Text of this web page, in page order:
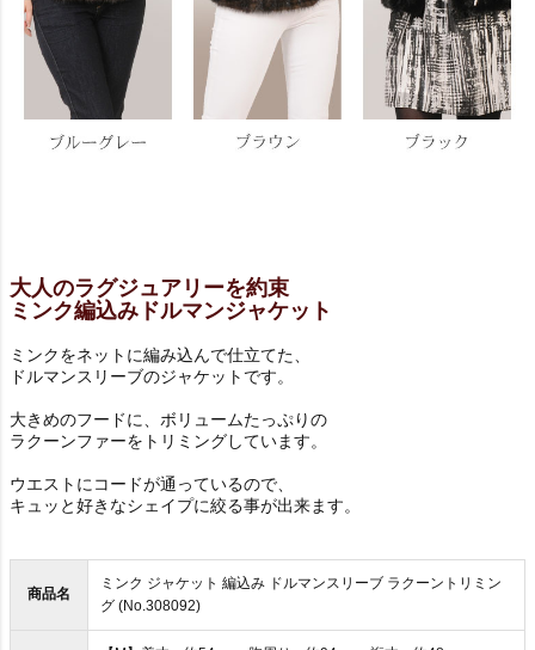
大人のラグジュアリーを約束
ミンク編込みドルマンジャケット
ミンクをネットに編み込んで仕立てた、
ドルマンスリーブのジャケットです。
大きめのフードに、ボリュームたっぷりの
ラクーンファーをトリミングしています。
ウエストにコードが通っているので、
キュッと好きなシェイプに絞る事が出来ます。
商品名
ミンク ジャケット 編込み ドルマンスリーブ ラクーントリミン
グ (No.308092)